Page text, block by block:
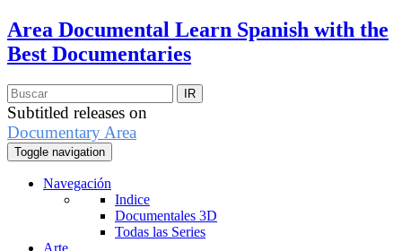
Area Documental Learn Spanish with the
Best Documentaries
Subtitled releases on
Documentary Area
Toggle navigation
Navegación
Indice
Documentales 3D
Todas las Series
Arte